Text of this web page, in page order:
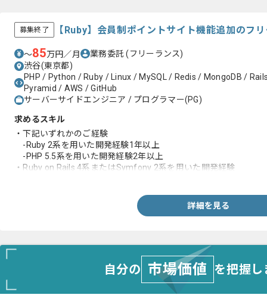
募集終了 【Ruby】会員制ポイントサイト機能追加のフ
〜85万円／月 業務委託(フリーランス)
渋谷(東京都)
PHP / Python / Ruby / Linux / MySQL / Redis / MongoDB /
Pyramid / AWS / GitHub
サーバーサイドエンジニア / プログラマー(PG)
求めるスキル
・下記いずれかのご経験
-Ruby 2系を用いた開発経験1年以上
-PHP 5.5系を用いた開発経験2年以上
・Ruby on Rails 4系またはSymfony 2系を用いた開発経験
・GitHub/GitLabを使用したプルリクエスト主導の開発経験
詳細を見る
自分の 市場価値 を把握